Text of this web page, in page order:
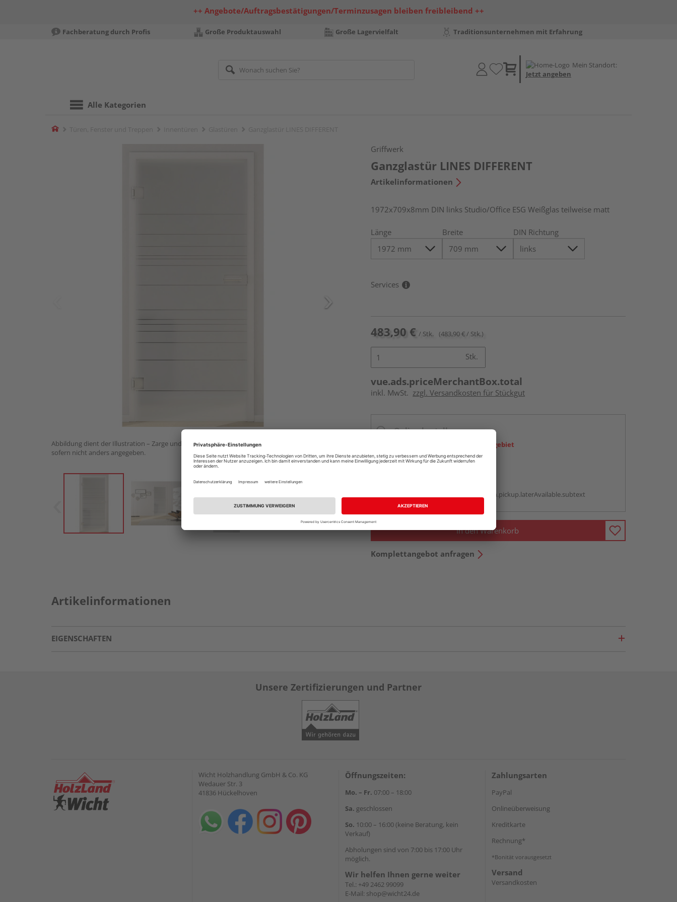
++ Angebote/Auftragsbestätigungen/Terminzusagen bleiben freibleibend ++
Fachberatung durch Profis Große Produktauswahl Große Lagervielfalt Traditionsunternehmen mit Erfahrung
Mein Standort:
Jetzt angeben
Alle Kategorien
Home
Abbildung dient der Illustration – Zarge und Beschlagset nicht im Lieferumfang enthalten,
sofern nicht anders angegeben.
Griffwerk
Ganzglastür LINES DIFFERENT
Artikelinformationen
1972x709x8mm DIN links Studio/Office ESG Weißglas teilweise matt
Länge Breite DIN Richtung
Services
483,90 € / Stk. (483,90 € / Stk.)
Stk.
vue.ads.priceMerchantBox.total
inkl. MwSt. zzgl. Versandkosten für Stückgut
Online bestellen
Ihr Standort ist nicht im Liefergebiet
vue.ads.priceMerchantBox.option.pickup.laterAvailable.subtext
In den Warenkorb
Komplettangebot anfragen
Artikelinformationen
EIGENSCHAFTEN
Unsere Zertifizierungen und Partner
Wicht Holzhandlung GmbH & Co. KG
Wedauer Str. 3
41836 Hückelhoven
Öffnungszeiten:
Mo. – Fr. 07:00 – 18:00
Sa. geschlossen
So. 10:00 – 16:00 (keine Beratung, kein
Verkauf)
Abholungen sind von 7:00 bis 17:00 Uhr
möglich.
Wir helfen Ihnen gerne weiter
Tel.: +49 2462 99099
E-Mail: shop@wicht24.de
Zahlungsarten
PayPal
Onlineüberweisung
Kreditkarte
Rechnung*
*Bonität vorausgesetzt
Versand
Versandkosten